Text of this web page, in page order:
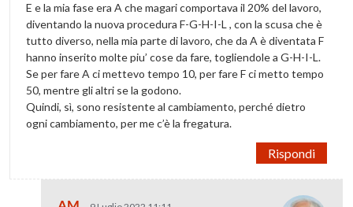
E e la mia fase era A che magari comportava il 20% del lavoro,
diventando la nuova procedura F-G-H-I-L , con la scusa che è
tutto diverso, nella mia parte di lavoro, che da A è diventata F
hanno inserito molte piu’ cose da fare, togliendole a G-H-I-L.
Se per fare A ci mettevo tempo 10, per fare F ci metto tempo
50, mentre gli altri se la godono.
Quindi, sì, sono resistente al cambiamento, perché dietro
ogni cambiamento, per me c’è la fregatura.
Rispondi